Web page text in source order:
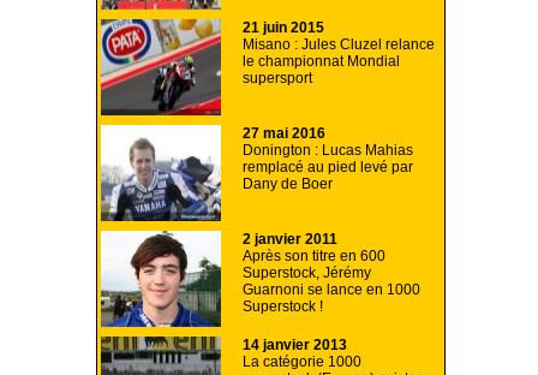
21 juin 2015
Misano : Jules Cluzel relance
le championnat Mondial
supersport
27 mai 2016
Donington : Lucas Mahias
remplacé au pied levé par
Dany de Boer
2 janvier 2011
Après son titre en 600
Superstock, Jérémy
Guarnoni se lance en 1000
Superstock !
14 janvier 2013
La catégorie 1000